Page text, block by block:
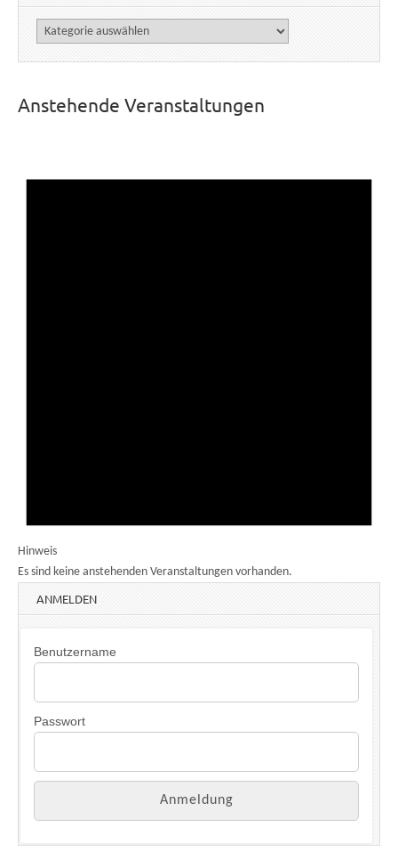
Kategorien
Anstehende Veranstaltungen
Hinweis
Es sind keine anstehenden Veranstaltungen vorhanden.
ANMELDEN
Benutzername
Passwort